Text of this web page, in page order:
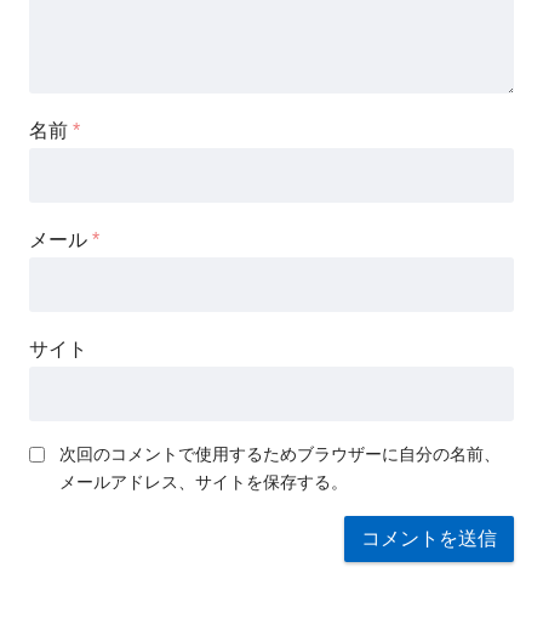
名前 *
メール *
サイト
次回のコメントで使用するためブラウザーに自分の名前、
メールアドレス、サイトを保存する。